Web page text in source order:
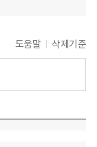
도움말 삭제기준